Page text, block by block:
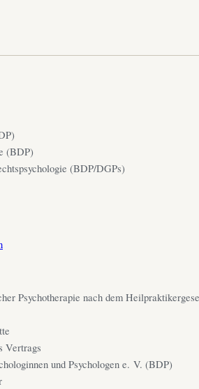
(BDP)
(BDP/DGPs)
Psychotherapie nach dem
Vertrags
und Psychologen e. V. (BDP)